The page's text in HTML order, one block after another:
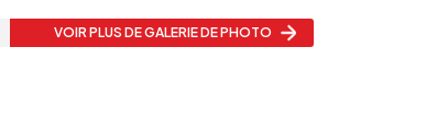
VOIR PLUS DE GALERIE DE PHOTO